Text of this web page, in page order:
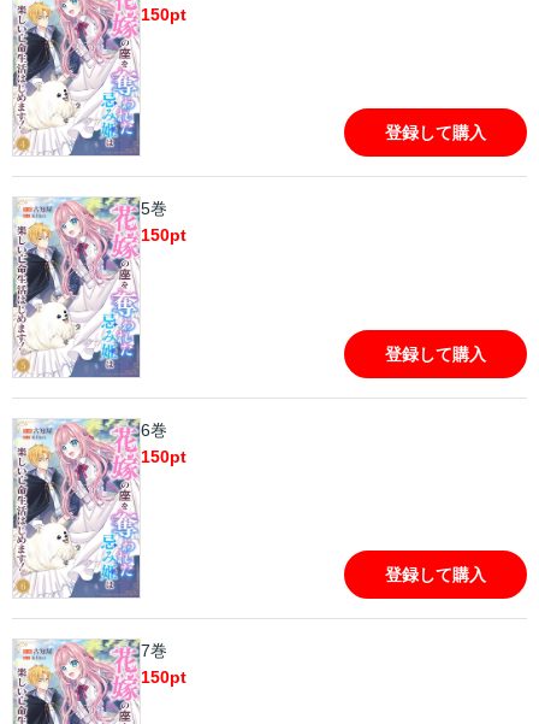
150pt
登録して購入
5巻
150pt
登録して購入
6巻
150pt
登録して購入
7巻
150pt